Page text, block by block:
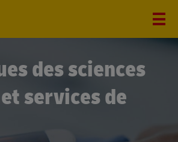
des sciences
services de